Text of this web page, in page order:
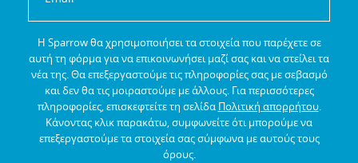
Η Sparrow θα χρησιμοποιήσει τα στοιχεία που παρέχετε σε
αυτή τη φόρμα για να επικοινωνήσει μαζί σας και να στείλει τα
νέα της.Θα επεξεργαστούμε τις πληροφορίες σας με σεβασμό
και δεν θα τις μοιραστούμε με άλλους. Για περισσότερες
πληροφορίες, επισκεφτείτε τη σελίδα Πολιτική απορρήτου.
Κάνοντας κλικ παρακάτω, συμφωνείτε ότι μπορούμε να
επεξεργαστούμε τα στοιχεία σας σύμφωνα με αυτούς τους
όρους.